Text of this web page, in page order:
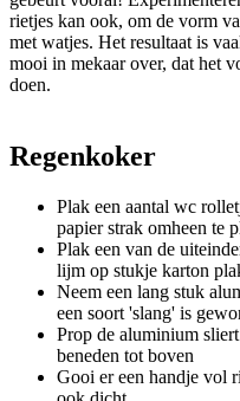
rietjes kan ook, om de vorm
met watjes. Het resultaat is
mooi in mekaar over, dat het
doen.
Regenkoker
Plak een aantal wc
papier strak omheen te
Plak een van de
lijm op stukje karton
Neem een lang stuk
een soort 'slang' is
Prop de aluminium
beneden tot boven
Gooi er een handje vol